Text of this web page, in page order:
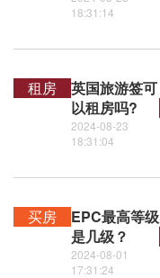
18:31:14
租房
英国旅游签可
以租房吗?
2024-08-23
18:31:04
买房
EPC最高等级
是几级？
2024-08-01
17:31:24